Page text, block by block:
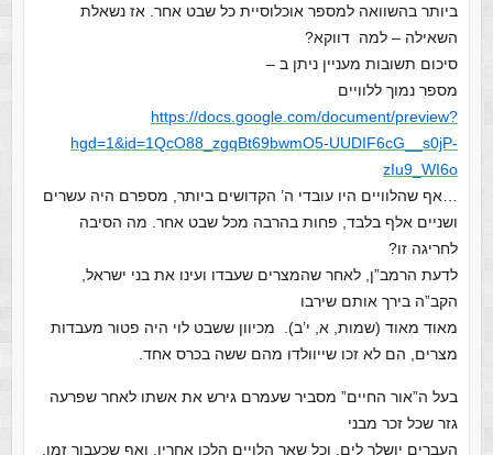
ביותר בהשוואה למספר אוכלוסיית כל שבט אחר. אז נשאלת
השאילה – למה דווקא?
סיכום תשובות מעניין ניתן ב –
מספר נמוך ללוויים
https://docs.google.com/document/preview?
hgd=1&id=1QcO88_zgqBt69bwmO5-UUDIF6cG__s0jP-
zIu9_WI6o
אף שהלוויים היו עובדי ה’ הקדושים ביותר, מספרם היה עשרים
ושניים אלף בלבד, פחות בהרבה מכל שבט אחר. מה הסיבה
לחריגה זו?
לדעת הרמב”ן, לאחר שהמצרים שעבדו ועינו את בני ישראל,
הקב”ה בירך אותם שירבו
מאוד מאוד (שמות, א, י’ב). מכיוון ששבט לוי היה פטור מעבדות
מצרים, הם לא זכו שייוולדו מהם ששה בכרס אחד.
בעל ה”אור החיים” מסביר שעמרם גירש את אשתו לאחר שפרעה
גזר שכל זכר מבני
העברים יושלך לים, וכל שאר הלויים הלכו אחריו. ואף שכעבור זמן,